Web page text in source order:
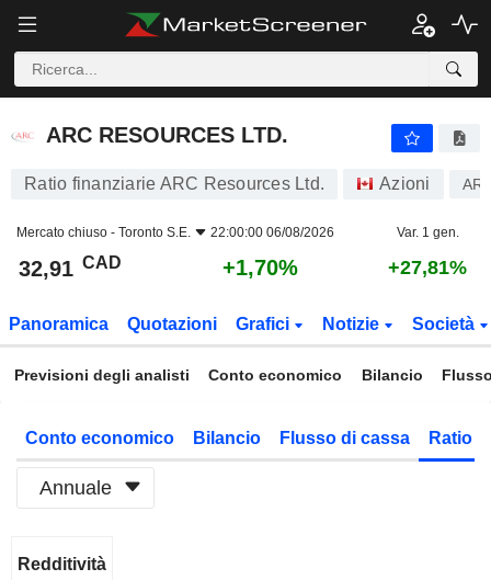
ARC RESOURCES LTD.
ARC RESOURCES LTD.
Ratio finanziarie ARC Resources Ltd. Azioni
Mercato chiuso - Toronto S.E. 22:00:00 06/08/2026 Var. 1 gen.
32,91 CAD +1,70% +27,81%
Panoramica Quotazioni Grafici Notizie Società
Previsioni degli analisti Conto economico Bilancio
Conto economico Bilancio Flusso di cassa Ratio
Annuale
Redditività